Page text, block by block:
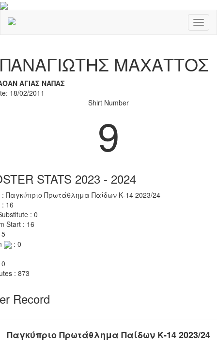
ΠΑΝΑΓΙΩΤΗΣ ΜΑΧΑΤΤΟΣ
ΑΓΙΑΣ ΝΑΠΑΣ
18/02/2011
Shirt Number
9
STATS 2023 - 2024
: Παγκύπριο Πρωτάθλημα Παίδων Κ-14 2023/24
: 16
: 0
Start : 16
: 0
: 873
Record
Παγκύπριο Πρωτάθλημα Παίδων Κ-14 2023/24